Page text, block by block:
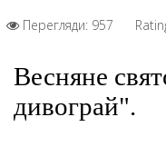
Перегляди: 957
Весняне
дивограй".